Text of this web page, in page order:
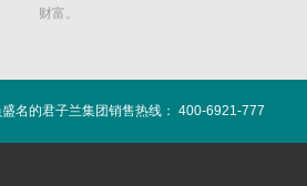
财富。
名的君子兰集团销售热线： 400-6921-777